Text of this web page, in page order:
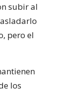
subir al
pero el
los